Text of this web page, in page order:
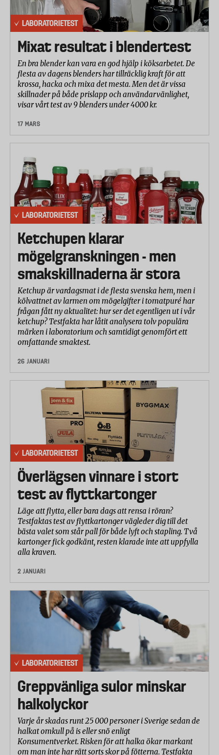
LABORATORIETEST
Mixat resultat i blendertest
En bra blender kan vara en god hjälp i köksarbetet. De
flesta av dagens blenders har tillräcklig kraft för att
krossa, hacka och mixa det mesta. Men det är vissa
skillnader på både prislapp och användarvänlighet,
visar vårt test av 9 blenders under 4000 kr.
17 MARS
LABORATORIETEST
Ketchupen klarar
mögelgranskningen - men
smakskillnaderna är stora
Ketchup är vardagsmat i de flesta svenska hem, men i
kölvattnet av larmen om mögelgifter i tomatpuré har
frågan fått ny aktualitet: hur ser det egentligen ut i vår
ketchup? Testfakta har låtit analysera tolv populära
märken i laboratorium och samtidigt genomfört ett
omfattande smaktest.
26 JANUARI
LABORATORIETEST
Överlägsen vinnare i stort
test av flyttkartonger
Läge att flytta, eller bara dags att rensa i röran?
Testfaktas test av flyttkartonger vägleder dig till det
bästa valet som står pall för både lyft och stapling. Två
kartonger fick godkänt, resten klarade inte att uppfylla
alla kraven.
2 JANUARI
LABORATORIETEST
Greppvänliga sulor minskar
halkolyckor
Varje år skadas runt 25 000 personer i Sverige sedan de
halkat omkull på is eller snö enligt
Konsumentverket. Risken för att halka ökar markant
om man inte har rätt sorts skor på fötterna. Testfakta